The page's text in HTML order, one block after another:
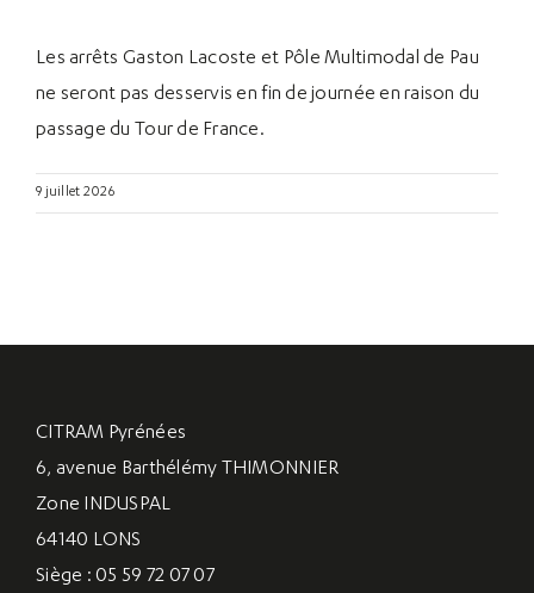
Les arrêts Gaston Lacoste et Pôle Multimodal de Pau
ne seront pas desservis en fin de journée en raison du
passage du Tour de France.
9 juillet 2026
CITRAM Pyrénées
6, avenue Barthélémy THIMONNIER
Zone INDUSPAL
64140 LONS
Siège : 05 59 72 07 07